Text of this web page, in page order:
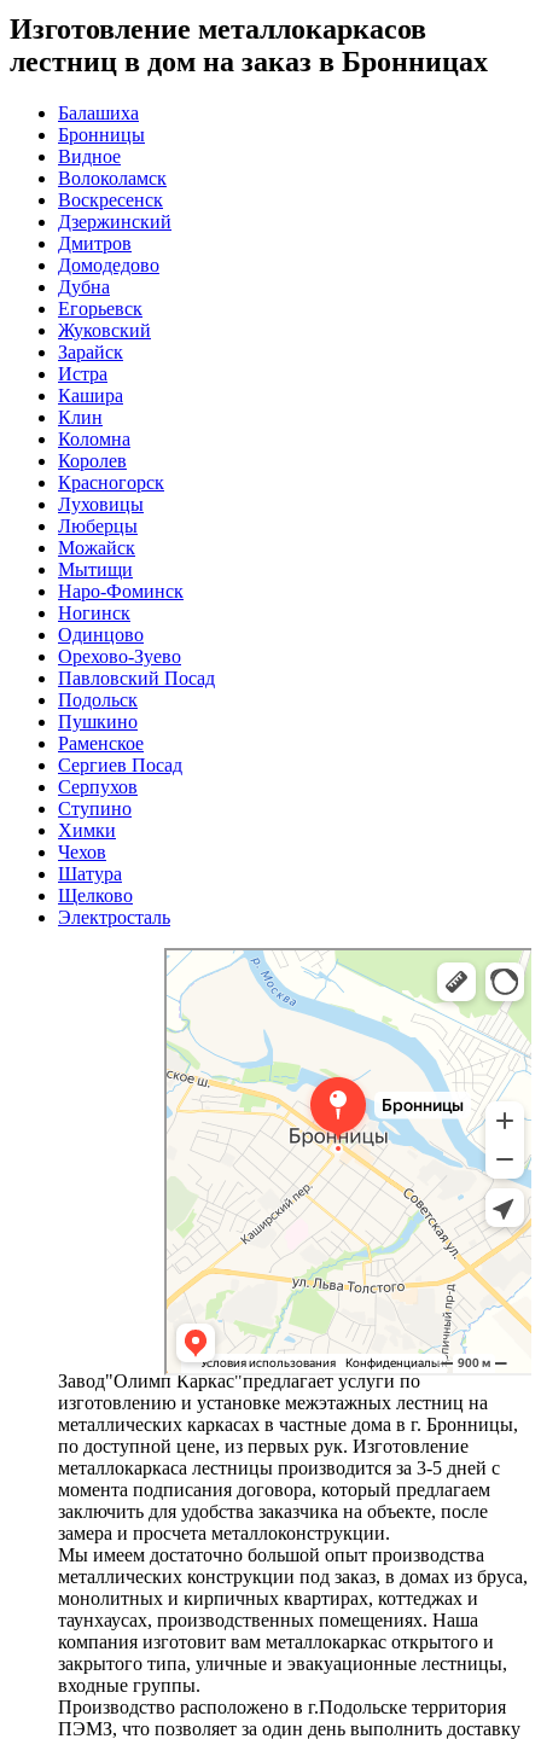
Изготовление металлокаркасов
лестниц в дом на заказ в Бронницах
Балашиха
Бронницы
Видное
Волоколамск
Воскресенск
Дзержинский
Дмитров
Домодедово
Дубна
Егорьевск
Жуковский
Зарайск
Истра
Кашира
Клин
Коломна
Королев
Красногорск
Луховицы
Люберцы
Можайск
Мытищи
Наро-Фоминск
Ногинск
Одинцово
Орехово-Зуево
Павловский Посад
Подольск
Пушкино
Раменское
Сергиев Посад
Серпухов
Ступино
Химки
Чехов
Шатура
Щелково
Электросталь
Завод"Олимп Каркас"предлагает услуги по
изготовлению и установке межэтажных лестниц на
металлических каркасах в частные дома в г. Бронницы,
по доступной цене, из первых рук. Изготовление
металлокаркаса лестницы производится за 3-5 дней с
момента подписания договора, который предлагаем
заключить для удобства заказчика на объекте, после
замера и просчета металлоконструкции.
Мы имеем достаточно большой опыт производства
металлических конструкции под заказ, в домах из бруса,
монолитных и кирпичных квартирах, коттеджах и
таунхаусах, производственных помещениях. Наша
компания изготовит вам металлокаркас открытого и
закрытого типа, уличные и эвакуационные лестницы,
входные группы.
Производство расположено в г.Подольске территория
ПЭМЗ, что позволяет за один день выполнить доставку